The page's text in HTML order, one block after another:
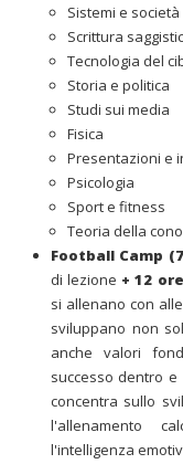
Sistemi e
Scrittura
Tecnologia del
Storia e politica
Studi sui media
Fisica
Presentazioni e
Psicologia
Sport e fitness
Teoria della
Football Camp
di lezione + 12 ore
si allenano con
sviluppano non
anche valori
successo dentro
concentra sullo
l'allenamento
l'intelligenza